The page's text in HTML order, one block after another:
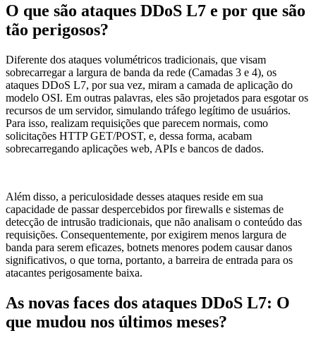
O que são ataques DDoS L7 e por que são
tão perigosos?
Diferente dos ataques volumétricos tradicionais, que visam
sobrecarregar a largura de banda da rede (Camadas 3 e 4), os
ataques DDoS L7, por sua vez, miram a camada de aplicação do
modelo OSI. Em outras palavras, eles são projetados para esgotar os
recursos de um servidor, simulando tráfego legítimo de usuários.
Para isso, realizam requisições que parecem normais, como
solicitações HTTP GET/POST, e, dessa forma, acabam
sobrecarregando aplicações web, APIs e bancos de dados.
Além disso, a periculosidade desses ataques reside em sua
capacidade de passar despercebidos por firewalls e sistemas de
detecção de intrusão tradicionais, que não analisam o conteúdo das
requisições. Consequentemente, por exigirem menos largura de
banda para serem eficazes, botnets menores podem causar danos
significativos, o que torna, portanto, a barreira de entrada para os
atacantes perigosamente baixa.
As novas faces dos ataques DDoS L7: O
que mudou nos últimos meses?